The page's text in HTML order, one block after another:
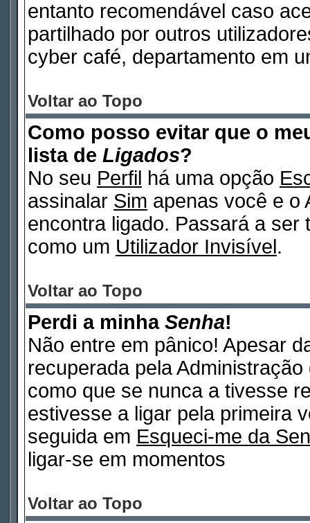
entanto recomendável caso
partilhado por outros
cyber café, departamento em
Voltar ao Topo
Como posso evitar que o
lista de Ligados?
No seu Perfil há uma opção
assinalar Sim apenas você e o
encontra ligado. Passará a ser
como um Utilizador Invisível.
Voltar ao Topo
Perdi a minha Senha!
Não entre em pânico! Apesar
recuperada pela
como que se nunca a tivesse
estivesse a ligar pela primeira
seguida em Esqueci-me da
ligar-se em momentos
Voltar ao Topo